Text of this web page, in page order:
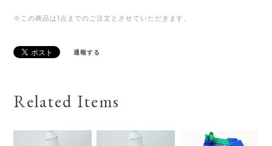
※この商品は1点までのご注文とさせていただきます。
通報する
Related Items